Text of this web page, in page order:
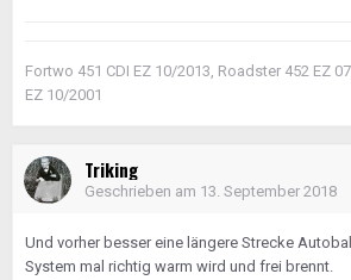
Fortwo 451 CDI EZ 10/2013, Roadster 452 EZ
EZ 10/2001
Triking
Geschrieben am 13. September 2018
Und vorher besser eine längere Strecke
System mal richtig warm wird und frei brennt.